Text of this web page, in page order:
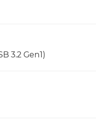
3.2 Gen1)